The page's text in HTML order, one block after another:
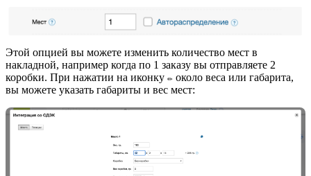
Этой опцией вы можете изменить количество мест в
накладной, например когда по 1 заказу вы отправляете 2
коробки. При нажатии на иконку ✏️ около веса или габарита,
вы можете указать габариты и вес мест: